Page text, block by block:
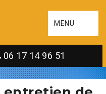
MENU
06 17 14 96 51